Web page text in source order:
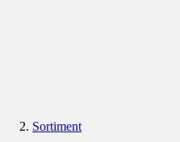
Sortiment